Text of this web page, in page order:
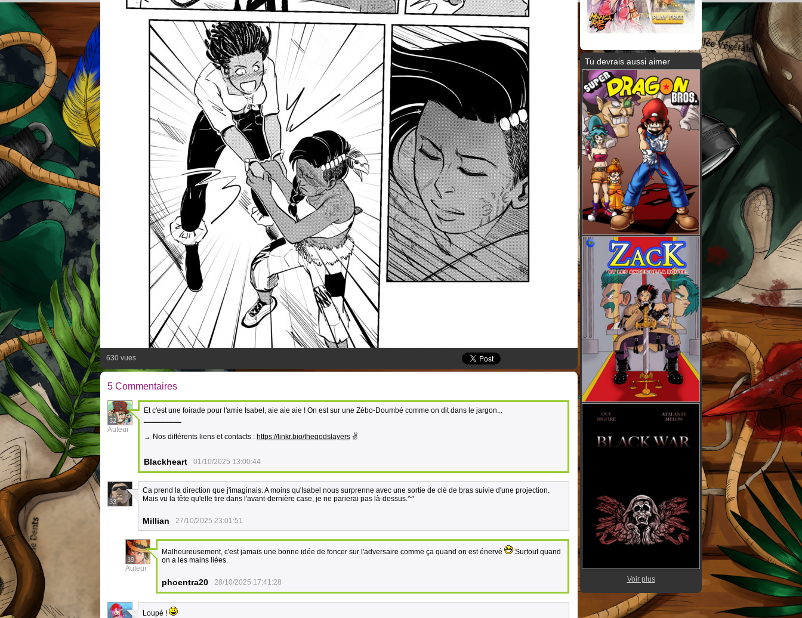
630 vues
5 Commentaires
32
Auteur
Et c'est une foirade pour l'amie Isabel, aie aie aie ! On est sur une Zébo-Doumbé comme on dit dans le jargon...
→ Nos différents liens et contacts : https://linkr.bio/thegodslayers ✌
Blackheart 01/10/2025 13:00:44
33
Ca prend la direction que j'imaginais. A moins qu'Isabel nous surprenne avec une sortie de clé de bras suivie d'une projection.
Mais vu la tête qu'elle tire dans l'avant-dernière case, je ne parierai pas là-dessus.^^
Millian 27/10/2025 23:01:51
39
Auteur
Malheureusement, c'est jamais une bonne idée de foncer sur l'adversaire comme ça quand on est énervé
Surtout quand
on a les mains liées.
phoentra20 28/10/2025 17:41:28
Loupé !
Tu devrais aussi aimer
Voir plus